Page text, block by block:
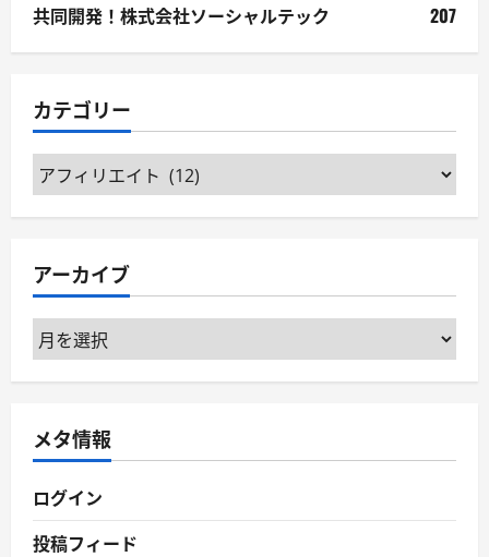
共同開発！株式会社ソーシャルテック
207
カテゴリー
カ
テ
ゴ
ー
アーカイブ
ア
ー
カ
ブ
メタ情報
ログイン
投稿フィード